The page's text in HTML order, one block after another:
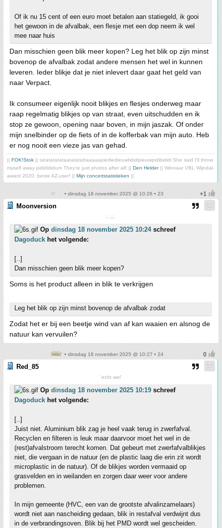
Of ik nu 15 cent of een euro moet betalen aan statiegeld, ik gooi
het gewoon in de afvalbak, een flesje met een dop neem ik wel
mee naar huis
Dan misschien geen blik meer kopen? Leg het blik op zijn minst
bovenop de afvalbak zodat andere mensen het wel in kunnen
leveren. Ieder blikje dat je niet inlevert daar gaat het geld van
naar Verpact.
Ik consumeer eigenlijk nooit blikjes en flesjes onderweg maar
raap regelmatig blikjes op van straat, even uitschudden en ik
stop ze gewoon, opening naar boven, in mijn jaszak. Of onder
mijn snelbinder op de fiets of in de kofferbak van mijn auto. Heb
er nog nooit een vieze jas van gehad.
|| FOK!Stok || tatatatatataatatatattaaaaapiediedieuwtididipieuwpidibididi She said I'll throw
myself away pididididum They're just photos after all! || Den Helder|| Winnaar VBL Wijndal-
award 2020: beste AZ-user! || Mijn concertstatistieken ||
• dinsdag 18 november 2025 @ 10:26 • 23
Moonversion
:..;;;.
Op dinsdag 18 november 2025 10:24schreef
Dagoduck het volgende:
[..]
Dan misschien geen blik meer kopen?
Soms is het product alleen in blik te verkrijgen
Leg het blik op zijn minst bovenop de afvalbak zodat
Zodat het er bij een beetje wind van af kan waaien en alsnog de
natuur kan vervuilen?
• dinsdag 18 november 2025 @ 10:27 • 24
Red_85
'echt wel'
Op dinsdag 18 november 2025 10:19 schreef
Dagoduck het volgende:
[..]
Juist niet. Aluminium blik zag je heel vaak terug in zwerfafval.
Recyclen en filteren is leuk maar daarvoor moet het wel in de
(rest)afvalstroom terecht komen. Dat gebeurt met zwerfafvalblikjes
niet, die vergaan in de natuur (en de plastic laag die erin zit wordt
microplastic in de natuur). Of de blikjes worden vermaaid op
grasvelden en in weilanden en zorgen daar weer voor andere
problemen.
In mijn gemeente (HVC, een van de grootste afvalinzamelaars)
wordt niet aan nascheiding gedaan, blik in restafval verdwijnt dus
in de verbrandingsoven. Blik bij het PMD wordt wel gescheiden.